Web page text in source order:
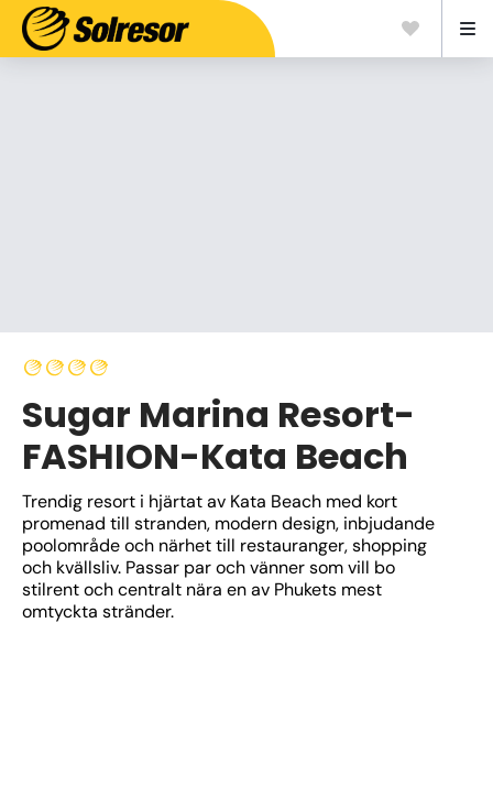
Sugar Marina Resort-
FASHION-Kata Beach
Trendig resort i hjärtat av Kata Beach med kort
promenad till stranden, modern design, inbjudande
poolområde och närhet till restauranger, shopping
och kvällsliv. Passar par och vänner som vill bo
stilrent och centralt nära en av Phukets mest
omtyckta stränder.